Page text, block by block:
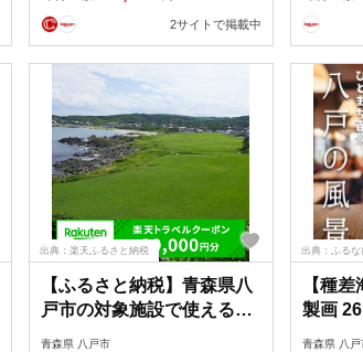
2サイトで掲載中
出典：楽天ふるさと納税
【ふるさと納税】青森県八
戸市の対象施設で使える楽
天トラベルクーポン 寄付額
青森県 八戸市
出典：ふるな
【種
製画
景画
青森県 八戸